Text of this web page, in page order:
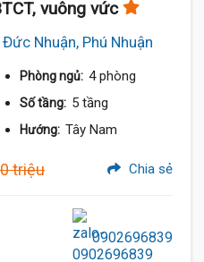
vuông vức
Nhuận, Phú Nhuận
Phòng ngủ: 4 phòng
Số tầng: 5 tầng
Hướng: Tây Nam
triệu Chia sẻ
0902696839